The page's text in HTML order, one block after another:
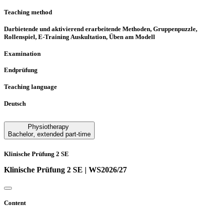
Teaching method
Darbietende und aktivierend erarbeitende Methoden, Gruppenpuzzle,
Rollenspiel, E-Training Auskultation, Üben am Modell
Examination
Endprüfung
Teaching language
Deutsch
Physiotherapy
Bachelor, extended part-time
Klinische Prüfung 2 SE
Klinische Prüfung 2 SE | WS2026/27
Content